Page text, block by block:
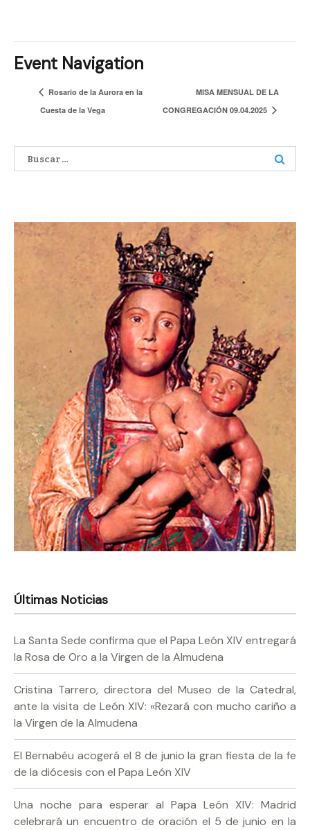
Event Navigation
Rosario de la Aurora en la
Cuesta de la Vega
MISA MENSUAL DE LA
CONGREGACIÓN 09.04.2025
Buscar:
Últimas Noticias
La Santa Sede confirma que el Papa León XIV entregará
la Rosa de Oro a la Virgen de la Almudena
Cristina Tarrero, directora del Museo de la Catedral,
ante la visita de León XIV: «Rezará con mucho cariño a
la Virgen de la Almudena
El Bernabéu acogerá el 8 de junio la gran fiesta de la fe
de la diócesis con el Papa León XIV
Una noche para esperar al Papa León XIV: Madrid
celebrará un encuentro de oración el 5 de junio en la